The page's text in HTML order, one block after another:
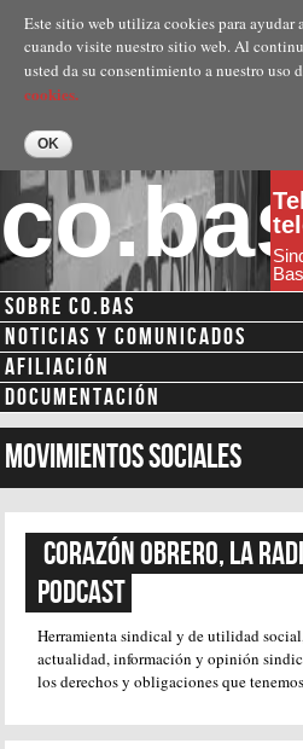
contenido
principal
Este sitio web utiliza cookies para ayudar
cuando visite nuestro sitio web. Al
usted da su consentimiento a nuestro uso
cookies.
Menú secundario
SOBRE CO.BAS
NOTICIAS Y COMUNICADOS
AFILIACIÓN
DOCUMENTACIÓN
movimientos sociales
CORAZÓN OBRERO, La
Podcast
Herramienta sindical y de utilidad
actualidad, información y opinión
los derechos y obligaciones que